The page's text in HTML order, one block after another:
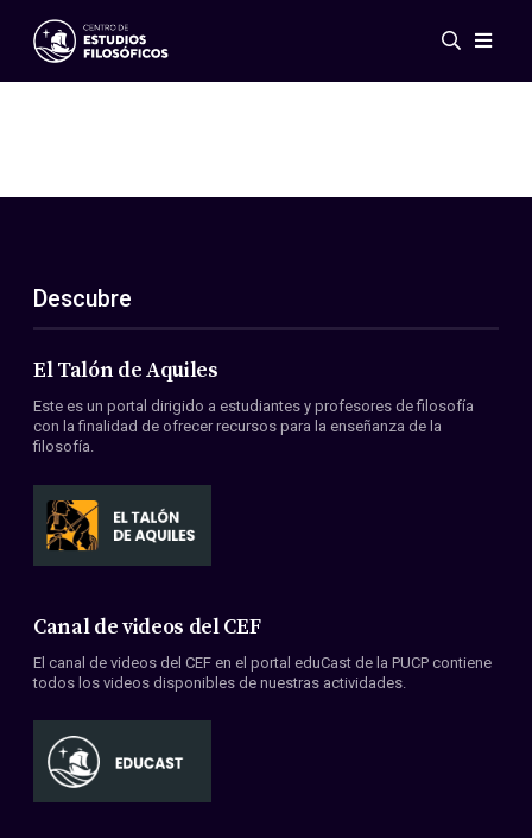
Eventos
ES
EN
Acerca de nosotros
Miembros
Convenios
Descubre
El Talón de Aquiles
Este es un portal dirigido a estudiantes y profesores de filosofía
con la finalidad de ofrecer recursos para la enseñanza de la
filosofía.
Canal de videos del CEF
El canal de videos del CEF en el portal eduCast de la PUCP contiene
todos los videos disponibles de nuestras actividades.